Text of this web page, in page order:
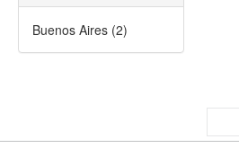
Buenos Aires (2)